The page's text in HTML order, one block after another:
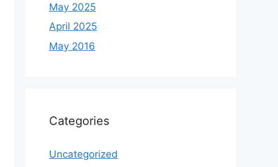
May 2025
April 2025
May 2016
Categories
Uncategorized